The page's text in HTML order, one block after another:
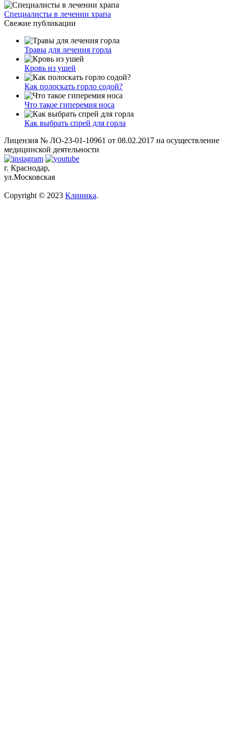
Специалисты в лечении храпа
Свежие публикации
Травы для лечения горла
Кровь из ушей
Как полоскать горло содой?
Что такое гиперемия носа
Как выбрать спрей для горла
Лицензия № ЛО-23-01-10961 от 08.02.2017 на осуществление
медицинской деятельности
г. Краснодар,
ул.Московская
Copyright © 2023 Клиника.